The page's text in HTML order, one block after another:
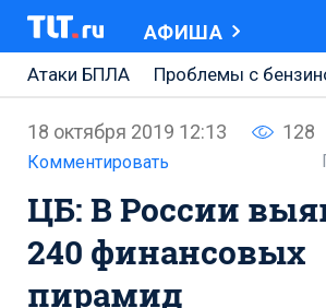
АФИША
Атаки БПЛА
Проблемы с
АВТОВАЗ
Ремонт Центральной площади
Ремонт Обводного шоссе
Набережная Тольятти
Неделя Тольятти
18 октября 2019 12:13 128
Комментировать
ЦБ: В России
240 финансовых
пирамид